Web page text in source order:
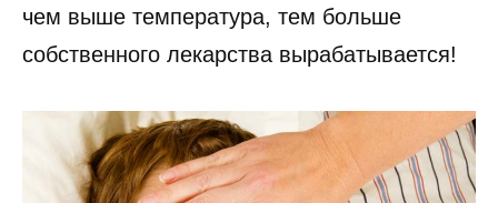
чем выше температура, тем больше
собственного лекарства вырабатывается!